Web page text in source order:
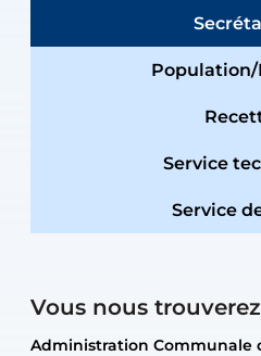
Service
Service
Vous nous
Administration Communale
Administration Communale
Administration Communale
Administration Communale
Atelier Communal de la